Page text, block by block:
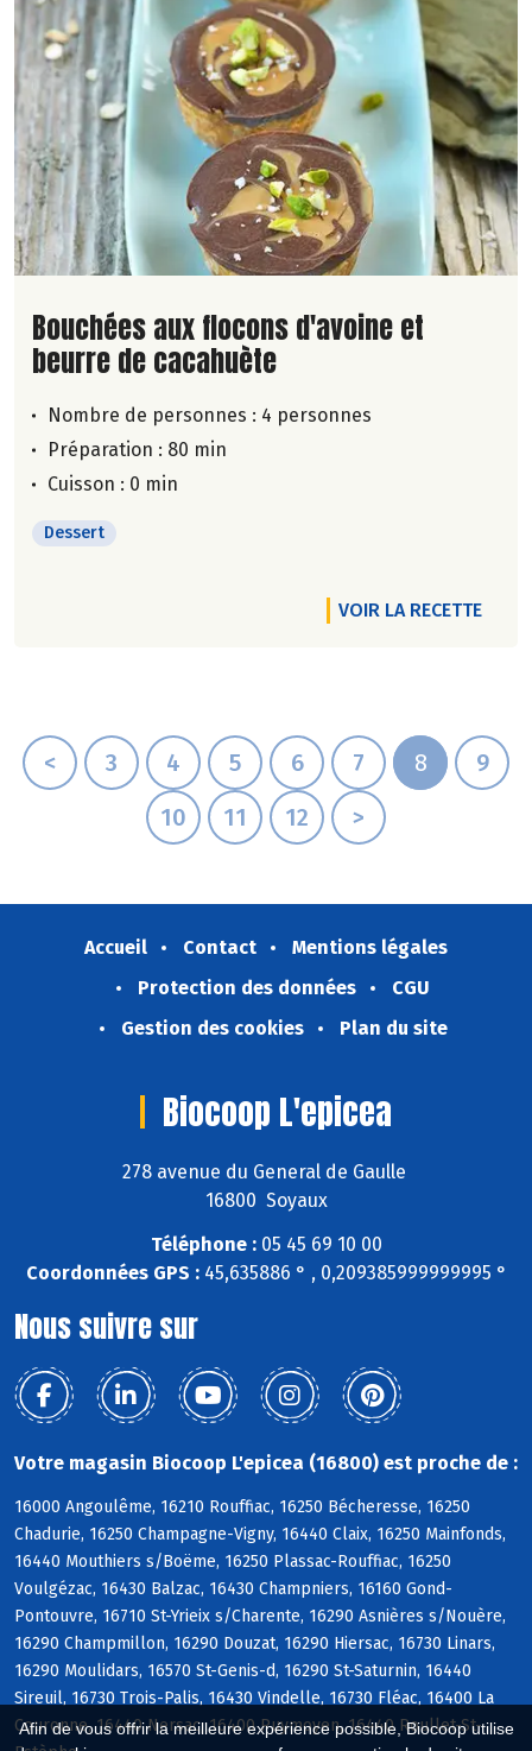
Afin de vous offrir la meilleure expérience possible, Biocoop utilise
Lire la suite de la recette
Bouchées aux flocons d'avoine et
beurre de cacahuète
Nombre de personnes : 4 personnes
Préparation : 80 min
Cuisson : 0 min
Dessert
VOIR LA RECETTE
< 3 4 5 6 7 8
9
10
11 12 >
Accueil Contact
Mentions légales
Protection des données
CGU
Gestion des cookies
Plan du site
Biocoop L'epicea
278 avenue du General de Gaulle
16800 Soyaux
Téléphone :05 45 69 10 00
Coordonnées GPS :45,635886 ° , 0,209385999999995 °
Nous suivre sur
Votre magasin Biocoop L'epicea (16800) est proche de :
16000 Angoulême, 16210 Rouffiac, 16250 Bécheresse, 16250
Chadurie, 16250 Champagne-Vigny, 16440 Claix, 16250 Mainfonds,
16440 Mouthiers s/Boëme, 16250 Plassac-Rouffiac, 16250
Voulgézac, 16430 Balzac, 16430 Champniers, 16160 Gond-
Pontouvre, 16710 St-Yrieix s/Charente, 16290 Asnières s/Nouère,
16290 Champmillon, 16290 Douzat, 16290 Hiersac, 16730 Linars,
16290 Moulidars, 16570 St-Genis-d, 16290 St-Saturnin, 16440
Sireuil, 16730 Trois-Palis, 16430 Vindelle, 16730 Fléac, 16400 La
Couronne, 16440 Nersac, 16400 Puymoyen, 16440 Roullet-St-